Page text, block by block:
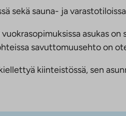
sekä sauna- ja
asukas
savuttomuusehto on
kiinteistössä, sen